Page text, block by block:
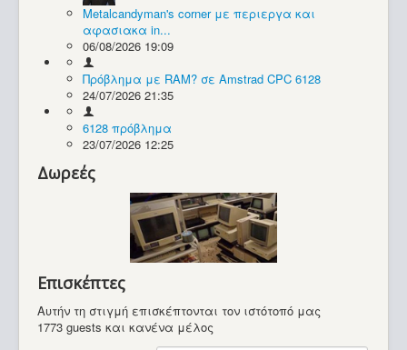
Υπολογιστές
Metalcandyman's corner με περιεργα και
αφασιακα in...
06/08/2026 19:09
Πρόβλημα με RAM? σε Amstrad CPC 6128
24/07/2026 21:35
6128 πρόβλημα
23/07/2026 12:25
Δωρεές
Επισκέπτες
Αυτήν τη στιγμή επισκέπτονται τον ιστότοπό μας
1773 guests και κανένα μέλος